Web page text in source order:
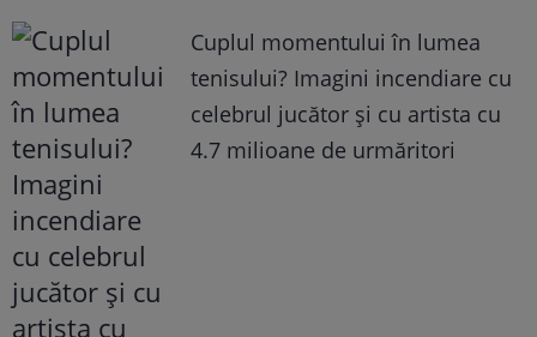
Cuplul momentului în lumea
tenisului? Imagini incendiare cu
celebrul jucător și cu artista cu
4.7 milioane de urmăritori